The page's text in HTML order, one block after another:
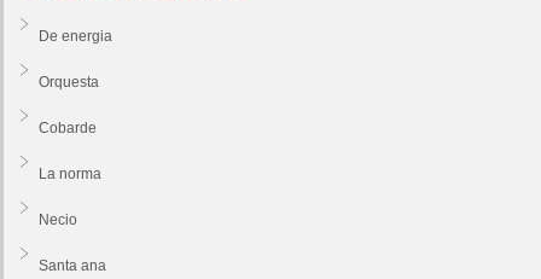
De energia
Orquesta
Cobarde
La norma
Necio
Santa ana